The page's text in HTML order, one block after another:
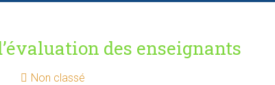
des enseignants
Non classé